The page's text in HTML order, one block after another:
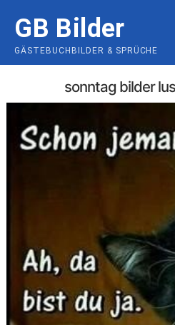
content
GB Bilder
GÄSTEBUCHBILDER & SPRÜCHE
sonntag bilder